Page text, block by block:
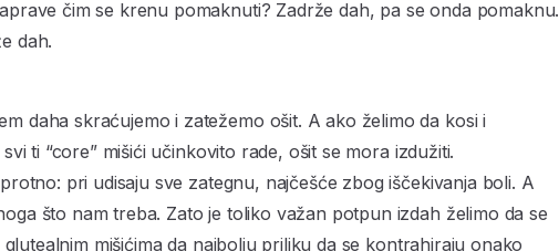
čim se krenu pomaknuti? Zadrže dah, pa se onda pomaknu.
dah.
daha skraćujemo i zatežemo ošit. A ako želimo da kosi i
ti “core” mišići učinkovito rade, ošit se mora izdužiti.
pri udisaju sve zategnu, najčešće zbog iščekivanja boli. A
što nam treba. Zato je toliko važan potpun izdah želimo da se
mišićima da najbolju priliku da se kontrahiraju onako